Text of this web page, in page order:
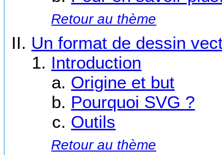
Retour au thème
Un format de dessin
Introduction
Origine et but
Pourquoi SVG ?
Outils
Retour au thème